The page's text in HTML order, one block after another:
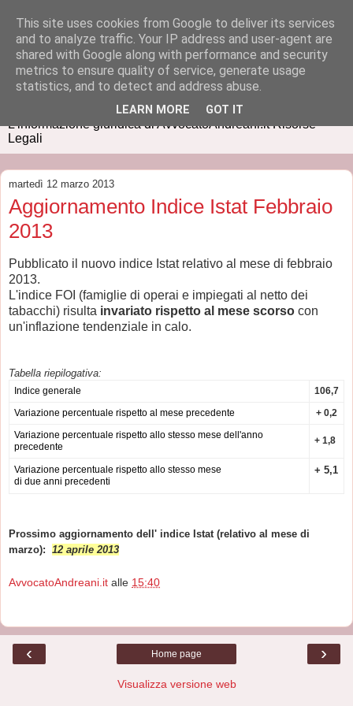
IUSPRESS
L'informazione giuridica di AvvocatoAndreani.it Risorse
Legali
martedì 12 marzo 2013
Aggiornamento Indice Istat Febbraio
2013
Pubblicato il nuovo indice Istat relativo al mese di febbraio
2013.
L'indice FOI (famiglie di operai e impiegati al netto dei
tabacchi) risulta invariato rispetto al mese scorso con
un'inflazione tendenziale in calo.
Tabella riepilogativa:
Indice generale
106,7
Variazione percentuale rispetto al mese precedente
+ 0,2
Variazione percentuale rispetto allo stesso mese dell'anno
precedente
+ 1,8
Variazione percentuale rispetto allo stesso mese
di due anni precedenti
+ 5,1
Prossimo aggiornamento dell' indice Istat (relativo al mese di
marzo): 12 aprile 2013
AvvocatoAndreani.it alle 15:40
‹ ›
Home page
Visualizza versione web
This site uses cookies from Google to deliver its services
and to analyze traffic. Your IP address and user-agent are
shared with Google along with performance and security
metrics to ensure quality of service, generate usage
statistics, and to detect and address abuse.
LEARN MORE GOT IT